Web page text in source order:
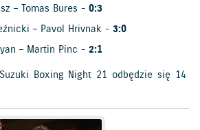
– Tomas Bures -0:3
– Pavol Hrivnak -3:0
– Martin Pinc -2:1
Boxing Night 21 odbędzie się 14